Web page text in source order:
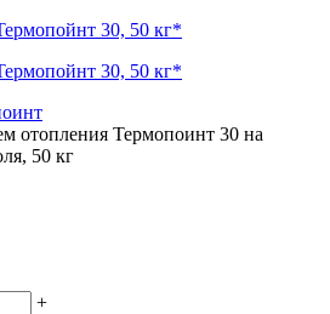
отопления Термопоинт 30 на
50 кг
+